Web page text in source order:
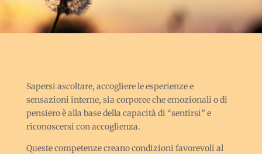
Sapersi ascoltare, accogliere le esperienze e
sensazioni interne, sia corporee che emozionali o di
pensiero è alla base della capacità di “sentirsi” e
riconoscersi con accoglienza.
Queste competenze creano condizioni favorevoli al